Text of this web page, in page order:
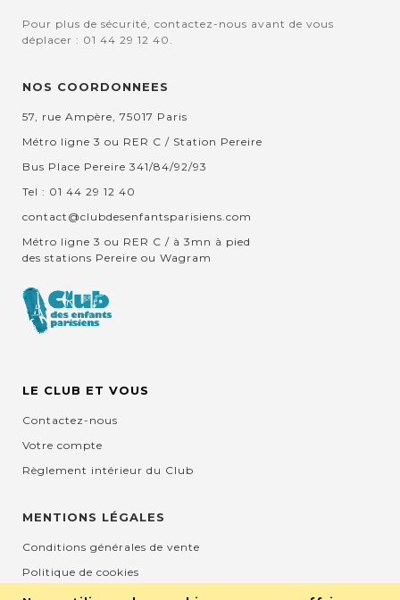
Pour plus de sécurité, contactez-nous avant de vous
déplacer : 01 44 29 12 40.
NOS COORDONNEES
57, rue Ampère, 75017 Paris
Métro ligne 3 ou RER C / Station Pereire
Bus Place Pereire 341/84/92/93
Tel : 01 44 29 12 40
contact@clubdesenfantsparisiens.com
Métro ligne 3 ou RER C / à 3mn à pied
des stations Pereire ou Wagram
LE CLUB ET VOUS
Contactez-nous
Votre compte
Règlement intérieur du Club
MENTIONS LÉGALES
Conditions générales de vente
Politique de cookies
Mentions légales et CGU